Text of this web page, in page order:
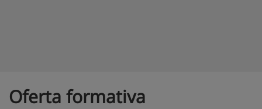
Oferta formativa